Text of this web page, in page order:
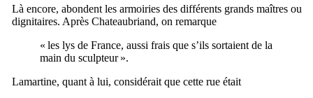
Là encore, abondent les armoiries des différents grands maîtres ou
dignitaires. Après Chateaubriand, on remarque
« les lys de France, aussi frais que s’ils sortaient de la
main du sculpteur ».
Lamartine, quant à lui, considérait que cette rue était